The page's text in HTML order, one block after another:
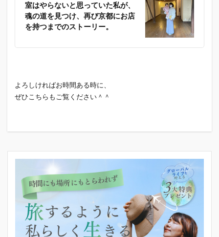
室はやらないと思っていた私が、
魂の道を見つけ、再び京都にお店
を持つまでのストーリー。
よろしければお時間ある時に、
ぜひこちらもご覧ください＾＾